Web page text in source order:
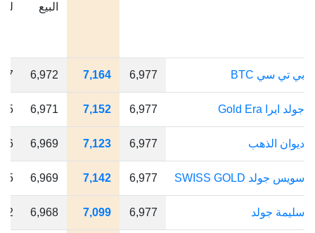
البيع
بي تي سي BTC 6,977
7,164
6,972
جولد ايرا Gold Era 6,977
7,152
6,971
ديوان الذهب 6,977
7,123
6,969
سويس جولد SWISS GOLD 6,977
7,142
6,969
سليمة جولد 6,977
7,099
6,968